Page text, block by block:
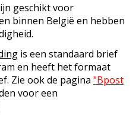
geschikt voor
binnen België en hebben
is een standaard brief
en heeft het formaat
Zie ook de pagina "Bpost
voor een